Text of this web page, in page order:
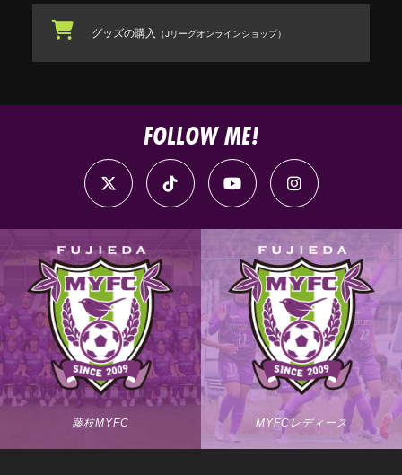
グッズの購入 （Jリーグオンラインショップ）
FOLLOW ME!
藤枝MYFC MYFCレディース